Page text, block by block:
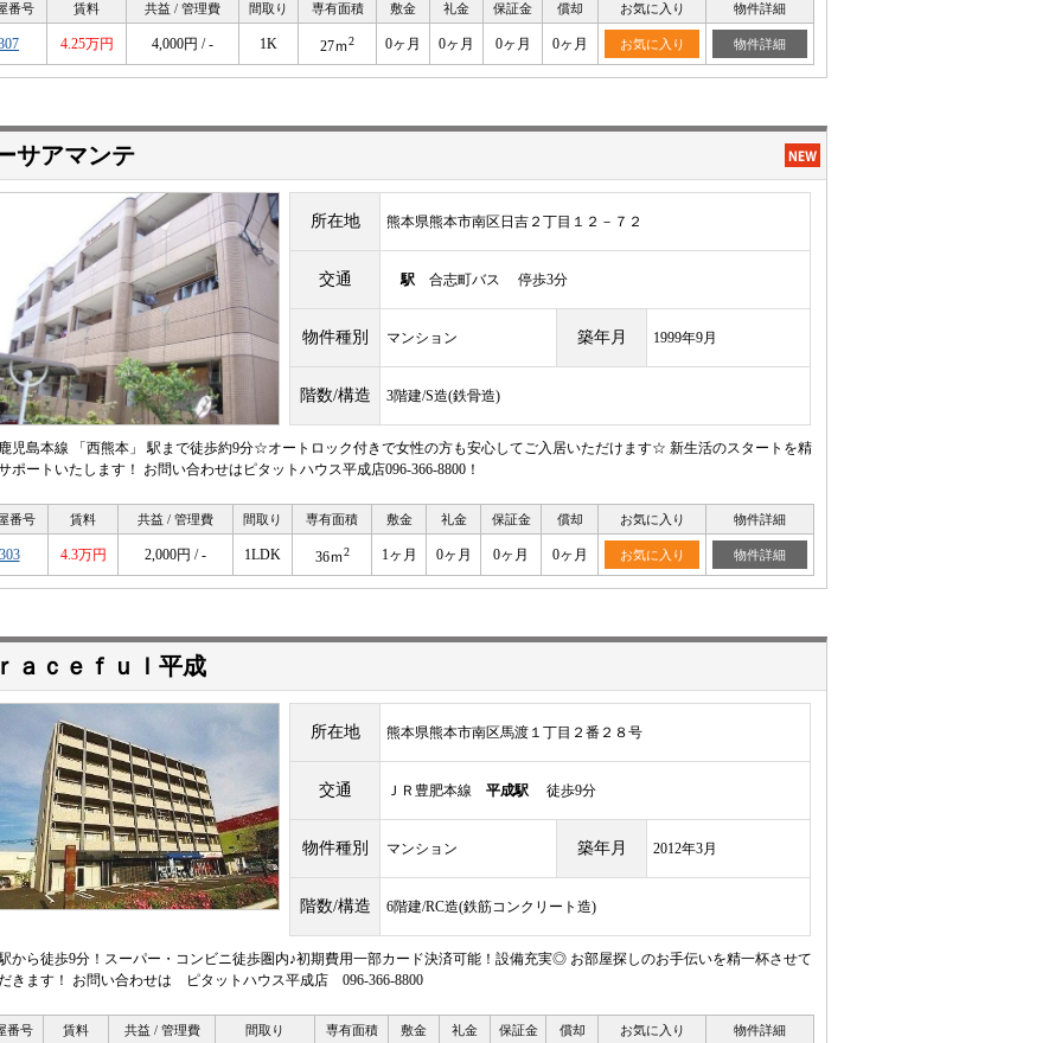
番号 賃料 共益 / 管理費 間取り 専有面積 敷金 礼金 保証金 償却 お気に入り 物件詳細
4.25万円 4,000円 / - 1K 27ｍ2 0ヶ月 0ヶ月 0ヶ月 0ヶ月 お気に入り 物件詳細
サアマンテ
所在地 熊本県熊本市南区日吉２丁目１２－７２
交通 駅 合志町バス 停歩3分
物件種別 マンション 築年月 1999年9月
階数/構造 3階建/S造(鉄骨造)
児島本線 「西熊本」 駅まで徒歩約9分☆オートロック付きで女性の方も安心してご入居いただけます☆ 新生活のスタートを精
ポートいたします！ お問い合わせはピタットハウス平成店096-366-8800！
番号 賃料 共益 / 管理費 間取り 専有面積 敷金 礼金 保証金 償却 お気に入り 物件詳細
303 4.3万円 2,000円 / - 1LDK 36ｍ2 1ヶ月 0ヶ月 0ヶ月 0ヶ月 お気に入り 物件詳細
ａｃｅｆｕｌ平成
所在地 熊本県熊本市南区馬渡１丁目２番２８号
交通 ＪＲ豊肥本線 平成駅 徒歩9分
物件種別 マンション 築年月 2012年3月
階数/構造 6階建/RC造(鉄筋コンクリート造)
から徒歩9分！スーパー・コンビニ徒歩圏内♪初期費用一部カード決済可能！設備充実◎ お部屋探しのお手伝いを精一杯させて
きます！ お問い合わせは ピタットハウス平成店 096-366-8800
番号 賃料 共益 / 管理費 間取り 専有面積 敷金 礼金 保証金 償却 お気に入り 物件詳細